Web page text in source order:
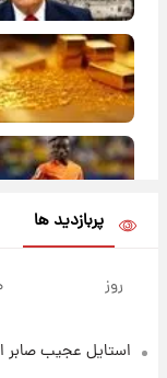
پربازدید ها
روز
استایل عجیب صابر